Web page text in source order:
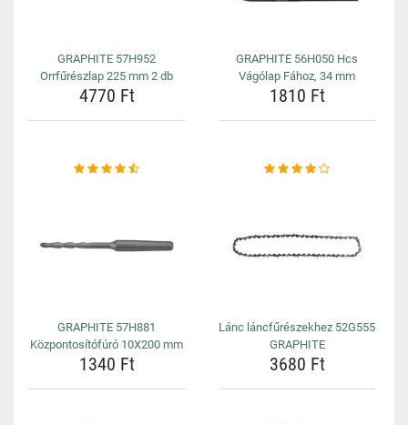
GRAPHITE 57H952
Orrfűrészlap 225 mm 2 db
4770 Ft
GRAPHITE 56H050 Hcs
Vágólap Fához, 34 mm
1810 Ft
GRAPHITE 57H881
Központosítófúró 10X200 mm
1340 Ft
Lánc láncfűrészekhez 52G555
GRAPHITE
3680 Ft